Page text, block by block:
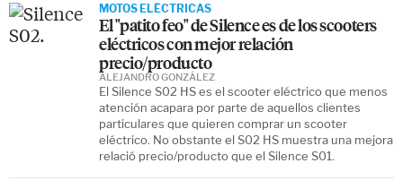
MOTOS ELÉCTRICAS
El "patito feo" de Silence es de los scooters
eléctricos con mejor relación
precio/producto
El Silence S02 HS es el scooter eléctrico que menos
atención acapara por parte de aquellos clientes
particulares que quieren comprar un scooter
eléctrico. No obstante el S02 HS muestra una mejora
relació precio/producto que el Silence S01.
ALEJANDRO GONZÁLEZ